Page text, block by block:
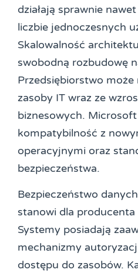
działają sprawnie
liczbie jednoczesnych
Skalowalność
swobodną rozbudowę
Przedsiębiorstwo
zasoby IT wraz ze
biznesowych.
kompatybilność z
operacyjnymi oraz
bezpieczeństwa.
Bezpieczeństwo
stanowi dla
Systemy posiadają
mechanizmy
dostępu do zasobów.